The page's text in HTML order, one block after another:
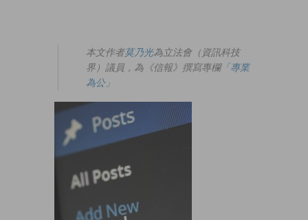
本文作者莫乃光為立法會（資訊科技
界）議員，為《信報》撰寫專欄「專業
為公」